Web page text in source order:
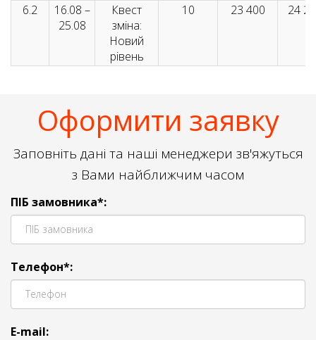
6.2
16.08 –
25.08
Квест
зміна:
Новий
рівень
10 23 400 24
Оформити заявку
Заповніть дані та наші менеджери зв'яжуться
з Вами найближчим часом
ПІБ замовника*:
Телефон*:
E-mail: